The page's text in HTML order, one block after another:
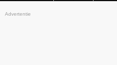
Advertentie